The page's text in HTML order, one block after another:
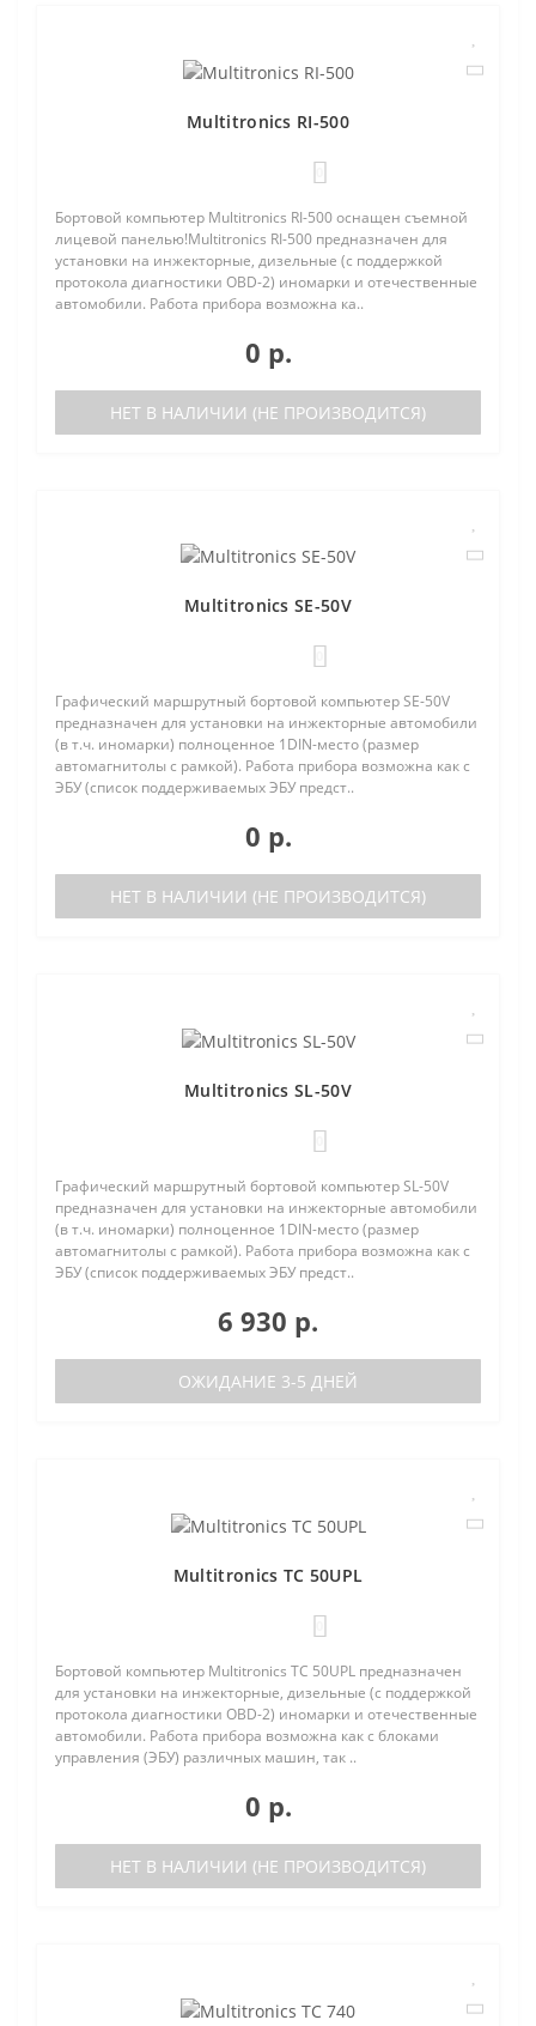
Multitronics RI-500
Бортовой компьютер Multitronics RI-500 оснащен съемной
лицевой панелью!Multitronics RI-500 предназначен для
установки на инжекторные, дизельные (с поддержкой
протокола диагностики OBD-2) иномарки и отечественные
автомобили. Работа прибора возможна ка..
0 р.
НЕТ В НАЛИЧИИ (НЕ ПРОИЗВОДИТСЯ)
Multitronics SE-50V
Графический маршрутный бортовой компьютер SE-50V
предназначен для установки на инжекторные автомобили
(в т.ч. иномарки) полноценное 1DIN-место (размер
автомагнитолы с рамкой). Работа прибора возможна как с
ЭБУ (список поддерживаемых ЭБУ предст..
0 р.
НЕТ В НАЛИЧИИ (НЕ ПРОИЗВОДИТСЯ)
Multitronics SL-50V
Графический маршрутный бортовой компьютер SL-50V
предназначен для установки на инжекторные автомобили
(в т.ч. иномарки) полноценное 1DIN-место (размер
автомагнитолы с рамкой). Работа прибора возможна как с
ЭБУ (список поддерживаемых ЭБУ предст..
6 930 р.
ОЖИДАНИЕ 3-5 ДНЕЙ
Multitronics TC 50UPL
Бортовой компьютер Multitronics TC 50UPL предназначен
для установки на инжекторные, дизельные (с поддержкой
протокола диагностики OBD-2) иномарки и отечественные
автомобили. Работа прибора возможна как с блоками
управления (ЭБУ) различных машин, так ..
0 р.
НЕТ В НАЛИЧИИ (НЕ ПРОИЗВОДИТСЯ)